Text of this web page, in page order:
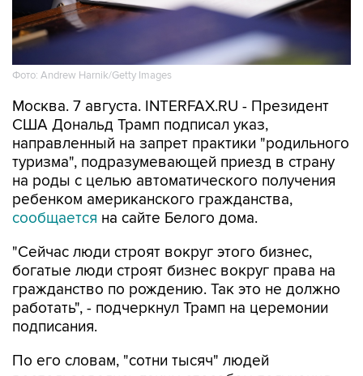
Фото: Andrew Harnik/Getty Images
Москва. 7 августа. INTERFAX.RU - Президент
США Дональд Трамп подписал указ,
направленный на запрет практики "родильного
туризма", подразумевающей приезд в страну
на роды с целью автоматического получения
ребенком американского гражданства,
сообщается на сайте Белого дома.
"Сейчас люди строят вокруг этого бизнес,
богатые люди строят бизнес вокруг права на
гражданство по рождению. Так это не должно
работать", - подчеркнул Трамп на церемонии
подписания.
По его словам, "сотни тысяч" людей